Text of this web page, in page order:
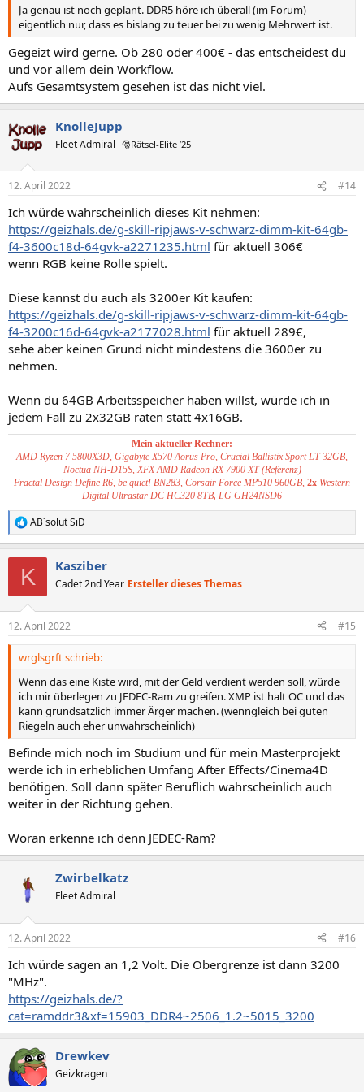
Ja genau ist noch geplant. DDR5 höre ich überall (im Forum)
eigentlich nur, dass es bislang zu teuer bei zu wenig Mehrwert ist.
Gegeizt wird gerne. Ob 280 oder 400€ - das entscheidest du
und vor allem dein Workflow.
Aufs Gesamtsystem gesehen ist das nicht viel.
KnolleJupp
Fleet Admiral 🎅Rätsel-Elite ’25
12. April 2022 #14
Ich würde wahrscheinlich dieses Kit nehmen:
https://geizhals.de/g-skill-ripjaws-v-schwarz-dimm-kit-64gb-
f4-3600c18d-64gvk-a2271235.html für aktuell 306€
wenn RGB keine Rolle spielt.
Diese kannst du auch als 3200er Kit kaufen:
https://geizhals.de/g-skill-ripjaws-v-schwarz-dimm-kit-64gb-
f4-3200c16d-64gvk-a2177028.html für aktuell 289€,
sehe aber keinen Grund nicht mindestens die 3600er zu
nehmen.
Wenn du 64GB Arbeitsspeicher haben willst, würde ich in
jedem Fall zu 2x32GB raten statt 4x16GB.
Mein aktueller Rechner:
AMD Ryzen 7 5800X3D, Gigabyte X570 Aorus Pro, Crucial Ballistix Sport LT 32GB,
Noctua NH-D15S, XFX AMD Radeon RX 7900 XT (Referenz)
Fractal Design Define R6, be quiet! BN283, Corsair Force MP510 960GB, 2x Western
Digital Ultrastar DC HC320 8TB, LG GH24NSD6
R
e
e
n
AB´solut SiD
K Kasziber
Cadet 2nd Year Ersteller dieses Themas
12. April 2022 #15
wrglsgrft schrieb:
Wenn das eine Kiste wird, mit der Geld verdient werden soll, würde
ich mir überlegen zu JEDEC-Ram zu greifen. XMP ist halt OC und das
kann grundsätzlich immer Ärger machen. (wenngleich bei guten
Riegeln auch eher unwahrscheinlich)
Befinde mich noch im Studium und für mein Masterprojekt
werde ich in erheblichen Umfang After Effects/Cinema4D
benötigen. Soll dann später Beruflich wahrscheinlich auch
weiter in der Richtung gehen.
Woran erkenne ich denn JEDEC-Ram?
Zwirbelkatz
Fleet Admiral
12. April 2022 #16
Ich würde sagen an 1,2 Volt. Die Obergrenze ist dann 3200
"MHz".
https://geizhals.de/?
cat=ramddr3&xf=15903_DDR4~2506_1.2~5015_3200
Drewkev
Geizkragen